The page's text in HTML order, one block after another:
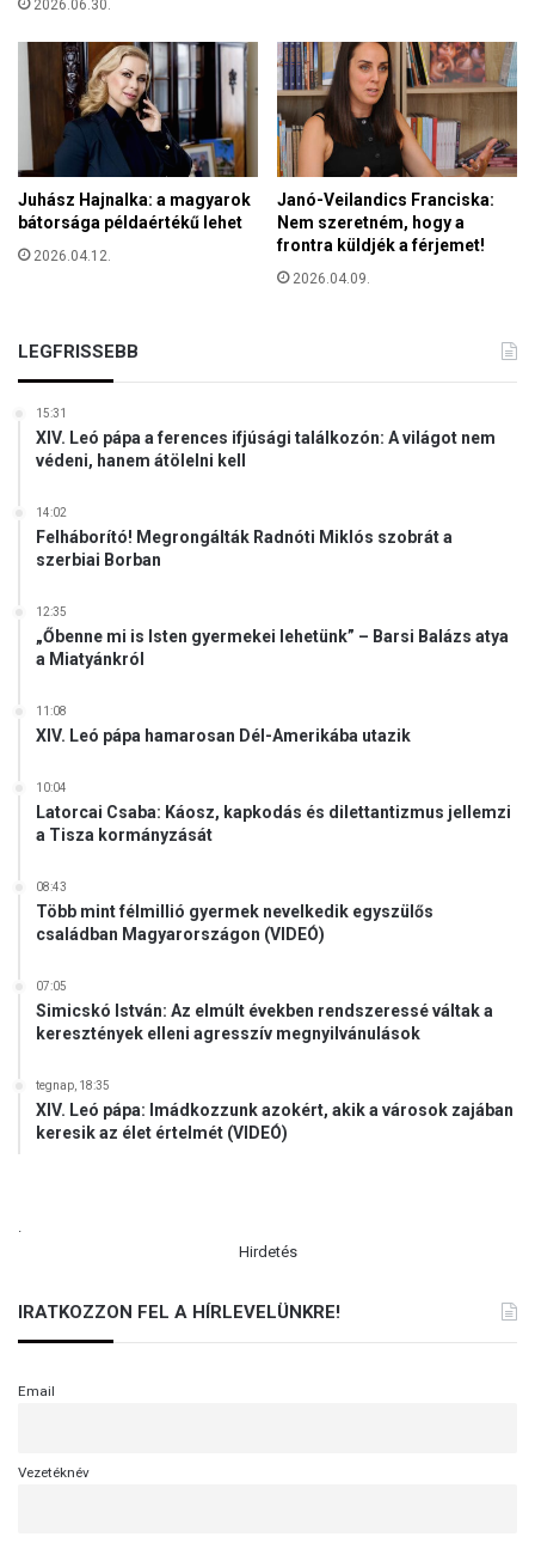
2026.06.30.
Juhász Hajnalka: a magyarok
bátorsága példaértékű lehet
2026.04.12.
Janó-Veilandics Franciska:
Nem szeretném, hogy a
frontra küldjék a férjemet!
2026.04.09.
LEGFRISSEBB
15:31
XIV. Leó pápa a ferences ifjúsági találkozón: A világot nem
védeni, hanem átölelni kell
14:02
Felháborító! Megrongálták Radnóti Miklós szobrát a
szerbiai Borban
12:35
„Őbenne mi is Isten gyermekei lehetünk” – Barsi Balázs atya
a Miatyánkról
11:08
XIV. Leó pápa hamarosan Dél-Amerikába utazik
10:04
Latorcai Csaba: Káosz, kapkodás és dilettantizmus jellemzi
a Tisza kormányzását
08:43
Több mint félmillió gyermek nevelkedik egyszülős
családban Magyarországon (VIDEÓ)
07:05
Simicskó István: Az elmúlt években rendszeressé váltak a
keresztények elleni agresszív megnyilvánulások
tegnap, 18:35
XIV. Leó pápa: Imádkozzunk azokért, akik a városok zajában
keresik az élet értelmét (VIDEÓ)
.
Hirdetés
IRATKOZZON FEL A HÍRLEVELÜNKRE!
Email
Vezetéknév